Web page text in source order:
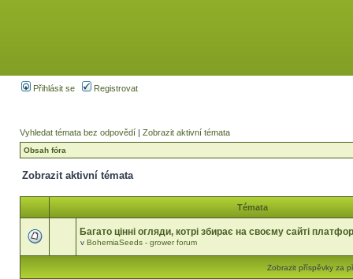
Přihlásit se Registrovat
Vyhledat témata bez odpovědí | Zobrazit aktivní témata
Obsah fóra
Zobrazit aktivní témata
Témata
Багато цінні огляди, котрі збирає на своєму сайті
v BohemiaSeeds - grower forum
Zobrazit příspěvky za